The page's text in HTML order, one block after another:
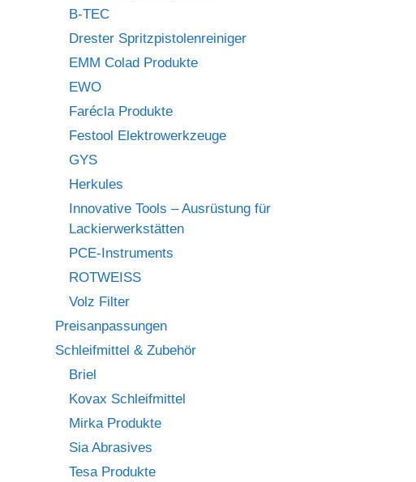
B-TEC
Drester Spritzpistolenreiniger
EMM Colad Produkte
EWO
Farécla Produkte
Festool Elektrowerkzeuge
GYS
Herkules
Innovative Tools – Ausrüstung für
Lackierwerkstätten
PCE-Instruments
ROTWEISS
Volz Filter
Preisanpassungen
Schleifmittel & Zubehör
Briel
Kovax Schleifmittel
Mirka Produkte
Sia Abrasives
Tesa Produkte